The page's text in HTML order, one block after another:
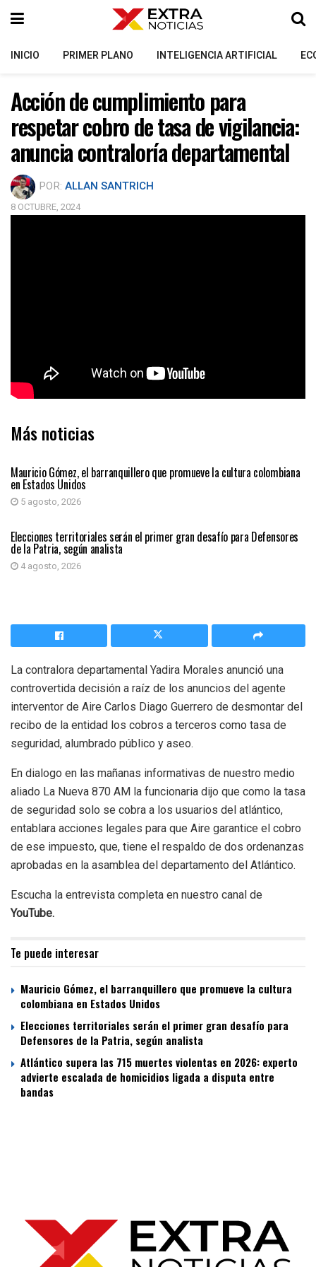
INICIO PRIMER PLANO INTELIGENCIA ARTIFICIAL
Acción de cumplimiento para
respetar cobro de tasa de vigilancia:
anuncia contraloría departamental
POR: ALLAN SANTRICH
8 OCTUBRE, 2024
Más noticias
Mauricio Gómez, el barranquillero que promueve la cultura colombiana
en Estados Unidos
5 agosto, 2026
PRIMER PLANO
Elecciones territoriales serán el primer gran desafío para Defensores
de la Patria, según analista
4 agosto, 2026
La contralora departamental Yadira Morales anunció una
controvertida decisión a raíz de los anuncios del agente
interventor de Aire Carlos Diago Guerrero de desmontar del
recibo de la entidad los cobros a terceros como tasa de
seguridad, alumbrado público y aseo.
En dialogo en las mañanas informativas de nuestro medio
aliado La Nueva 870 AM la funcionaria dijo que como la tasa
de seguridad solo se cobra a los usuarios del atlántico,
entablara acciones legales para que Aire garantice el cobro
de ese impuesto, que, tiene el respaldo de dos ordenanzas
aprobadas en la asamblea del departamento del Atlántico.
Escucha la entrevista completa en nuestro canal de
YouTube.
Te puede interesar
Mauricio Gómez, el barranquillero que promueve la cultura
colombiana en Estados Unidos
Elecciones territoriales serán el primer gran desafío para
Defensores de la Patria, según analista
Atlántico supera las 715 muertes violentas en 2026: experto
advierte escalada de homicidios ligada a disputa entre
bandas